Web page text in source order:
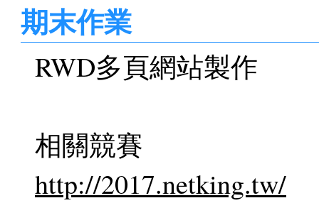
期末作業
RWD多頁網站製作
相關競賽
http://2017.netking.tw/